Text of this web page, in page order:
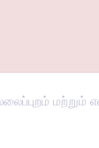
மற்றும்